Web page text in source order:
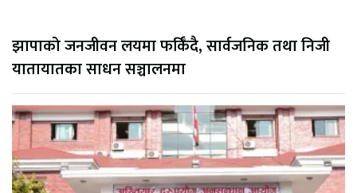
झापाको जनजीवन लयमा फर्किँदै, सार्वजनिक तथा निजी
यातायातका साधन सञ्चालनमा